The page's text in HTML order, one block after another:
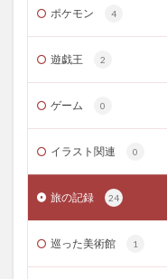
ポケモン 4
遊戯王 2
ゲーム 0
イラスト関連 0
旅の記録 24
巡った美術館 1